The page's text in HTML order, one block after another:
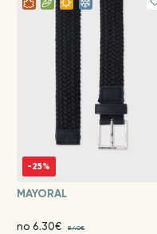
-25%
MAYORAL
no 6.30€ 8.40€